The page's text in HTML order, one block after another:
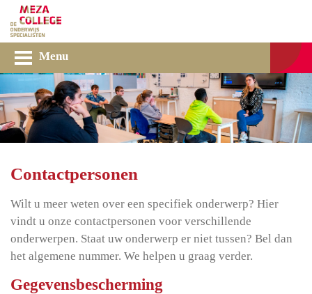
Menu
Contactpersonen
Wilt u meer weten over een specifiek onderwerp? Hier
vindt u onze contactpersonen voor verschillende
onderwerpen. Staat uw onderwerp er niet tussen? Bel dan
het algemene nummer. We helpen u graag verder.
Gegevensbescherming